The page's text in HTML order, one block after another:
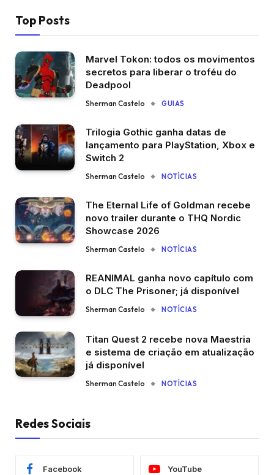
Top Posts
Marvel Tokon: todos os movimentos
secretos para liberar o troféu do
Deadpool
Sherman Castelo GUIAS
Trilogia Gothic ganha datas de
lançamento para PlayStation, Xbox e
Switch 2
Sherman Castelo NOTÍCIAS
The Eternal Life of Goldman recebe
novo trailer durante o THQ Nordic
Showcase 2026
Sherman Castelo NOTÍCIAS
REANIMAL ganha novo capítulo com
o DLC The Prisoner; já disponível
Sherman Castelo NOTÍCIAS
Titan Quest 2 recebe nova Maestria
e sistema de criação em atualização
já disponível
Sherman Castelo NOTÍCIAS
Redes Sociais
Facebook YouTube